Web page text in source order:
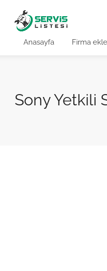
Anasayfa Firma ekle
Sony Yetkili